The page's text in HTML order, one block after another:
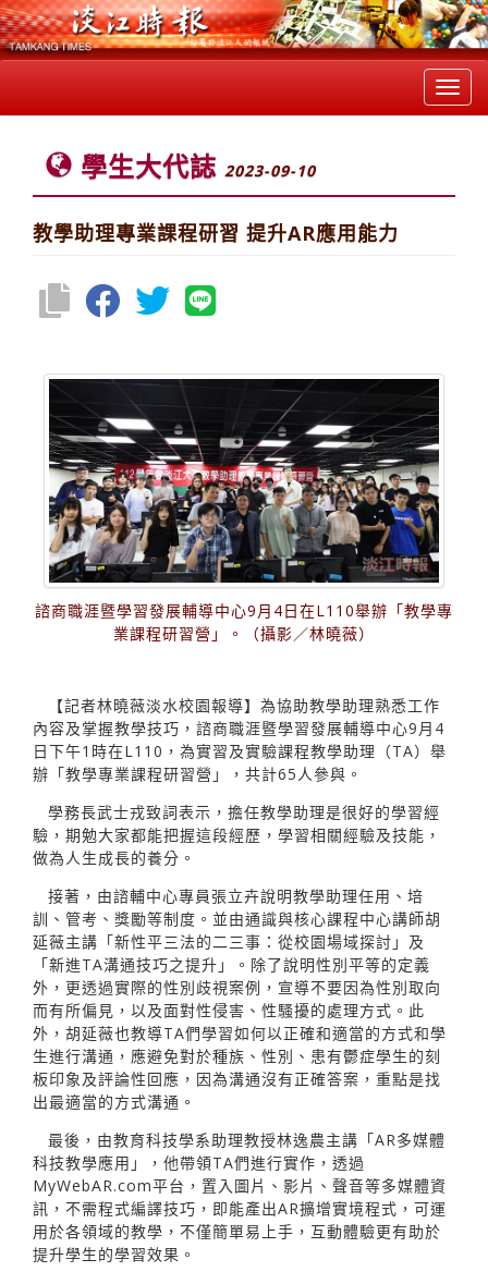
學生大代誌 2023-09-10
教學助理專業課程研習 提升AR應用能力
諮商職涯暨學習發展輔導中心9月4日在L110舉辦「教學專
業課程研習營」。（攝影／林曉薇）
【記者林曉薇淡水校園報導】為協助教學助理熟悉工作
內容及掌握教學技巧，諮商職涯暨學習發展輔導中心9月4
日下午1時在L110，為實習及實驗課程教學助理（TA）舉
辦「教學專業課程研習營」，共計65人參與。
學務長武士戎致詞表示，擔任教學助理是很好的學習經
驗，期勉大家都能把握這段經歷，學習相關經驗及技能，
做為人生成長的養分。
接著，由諮輔中心專員張立卉說明教學助理任用、培
訓、管考、獎勵等制度。並由通識與核心課程中心講師胡
延薇主講「新性平三法的二三事：從校園場域探討」及
「新進TA溝通技巧之提升」。除了說明性別平等的定義
外，更透過實際的性別歧視案例，宣導不要因為性別取向
而有所偏見，以及面對性侵害、性騷擾的處理方式。此
外，胡延薇也教導TA們學習如何以正確和適當的方式和學
生進行溝通，應避免對於種族、性別、患有鬱症學生的刻
板印象及評論性回應，因為溝通沒有正確答案，重點是找
出最適當的方式溝通。
最後，由教育科技學系助理教授林逸農主講「AR多媒體
科技教學應用」，他帶領TA們進行實作，透過
MyWebAR.com平台，置入圖片、影片、聲音等多媒體資
訊，不需程式編譯技巧，即能產出AR擴增實境程式，可運
用於各領域的教學，不僅簡單易上手，互動體驗更有助於
提升學生的學習效果。